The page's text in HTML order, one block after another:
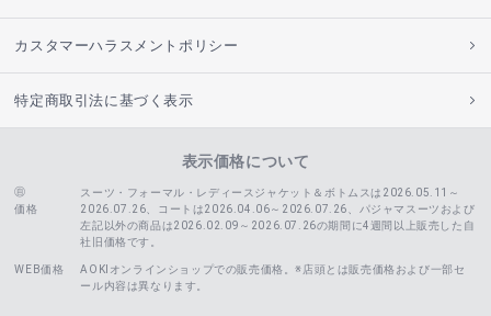
カスタマーハラスメントポリシー
特定商取引法に基づく表示
表示価格について
価格
スーツ・フォーマル・レディースジャケット＆ボトムスは2026.05.11～
2026.07.26、コートは2026.04.06～2026.07.26、
パジャマスーツおよび
左記以外の商品は2026.02.09～2026.07.26の期間に4週間以上販売した自
社旧価格です。
WEB価格
AOKIオンラインショップでの販売価格。※店頭とは販売価格および一部セ
ール内容は異なります。